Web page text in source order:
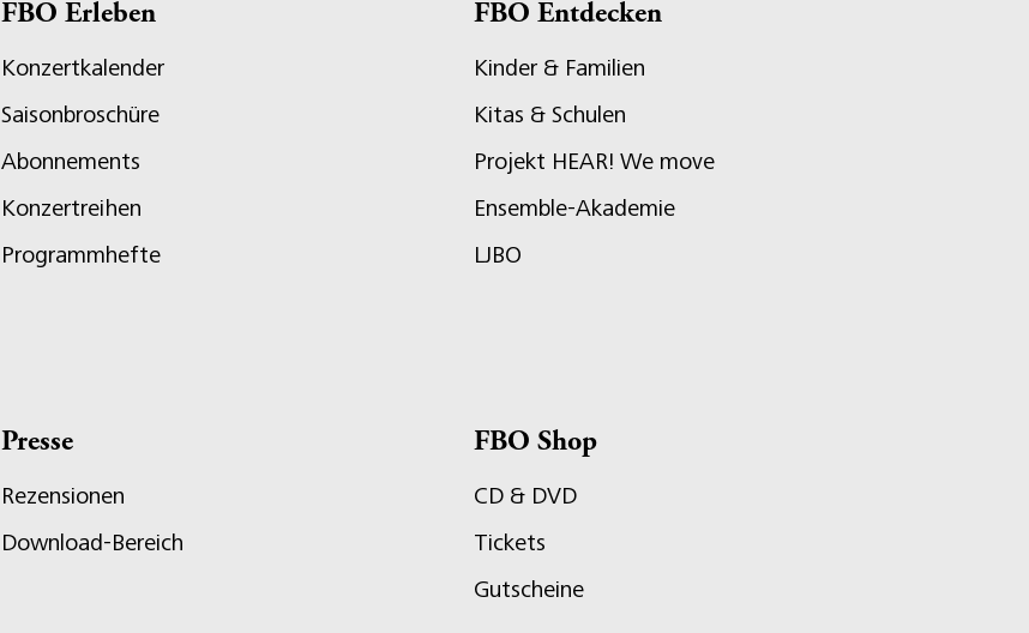
FBO Erleben
Konzertkalender
Saisonbroschüre
Abonnements
Konzertreihen
Programmhefte
FBO Entdecken
Kinder & Familien
Kitas & Schulen
Projekt HEAR! We move
Ensemble-Akademie
LJBO
Presse
Rezensionen
Download-Bereich
FBO Shop
CD & DVD
Tickets
Gutscheine